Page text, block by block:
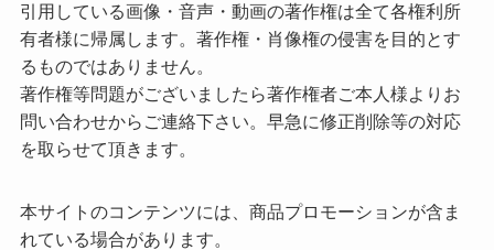
引用している画像・音声・動画の著作権は全て各権利所
有者様に帰属します。著作権・肖像権の侵害を目的とす
るものではありません。
著作権等問題がございましたら著作権者ご本人様よりお
問い合わせからご連絡下さい。早急に修正削除等の対応
を取らせて頂きます。
本サイトのコンテンツには、商品プロモーションが含ま
れている場合があります。